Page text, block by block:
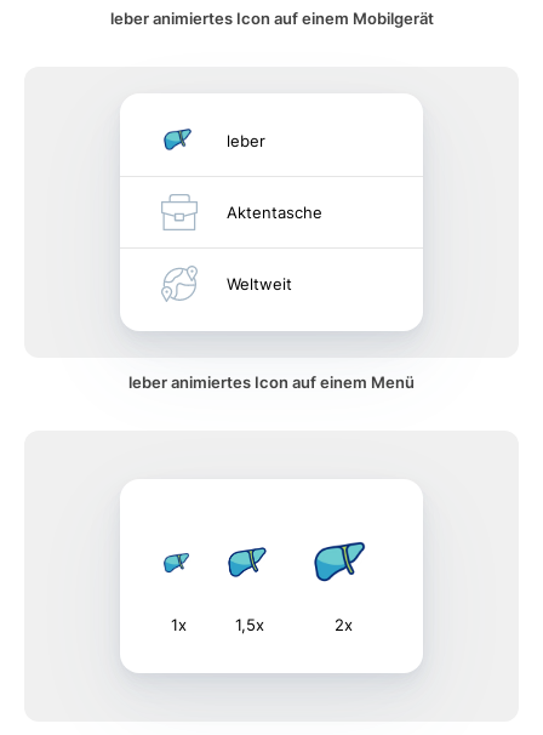
leber animiertes Icon auf einem Mobilgerät
leber
Aktentasche
Weltweit
leber animiertes Icon auf einem Menü
1x 1,5x 2x